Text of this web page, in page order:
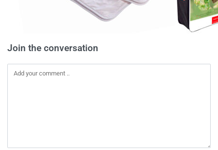
Join the conversation